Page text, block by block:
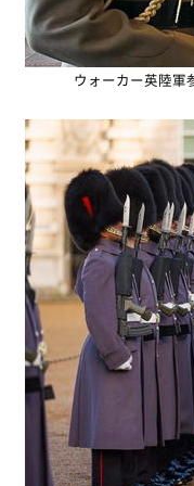
ウォーカー英陸